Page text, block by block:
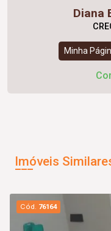
Diana
Minha
Imóveis
Cód. 76164